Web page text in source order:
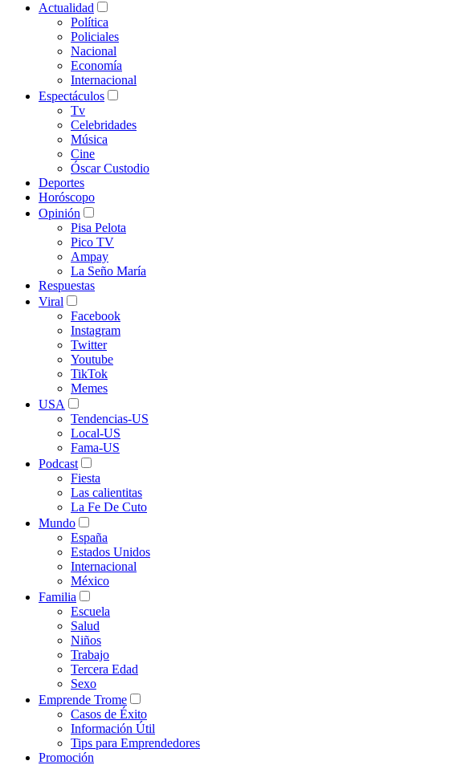
Actualidad
Política
Policiales
Nacional
Economía
Internacional
Espectáculos
Tv
Celebridades
Música
Cine
Óscar Custodio
Deportes
Horóscopo
Opinión
Pisa Pelota
Pico TV
Ampay
La Seño María
Respuestas
Viral
Facebook
Instagram
Twitter
Youtube
TikTok
Memes
USA
Tendencias-US
Local-US
Fama-US
Podcast
Fiesta
Las calientitas
La Fe De Cuto
Mundo
España
Estados Unidos
Internacional
México
Familia
Escuela
Salud
Niños
Trabajo
Tercera Edad
Sexo
Emprende Trome
Casos de Éxito
Información Útil
Tips para Emprendedores
Promoción